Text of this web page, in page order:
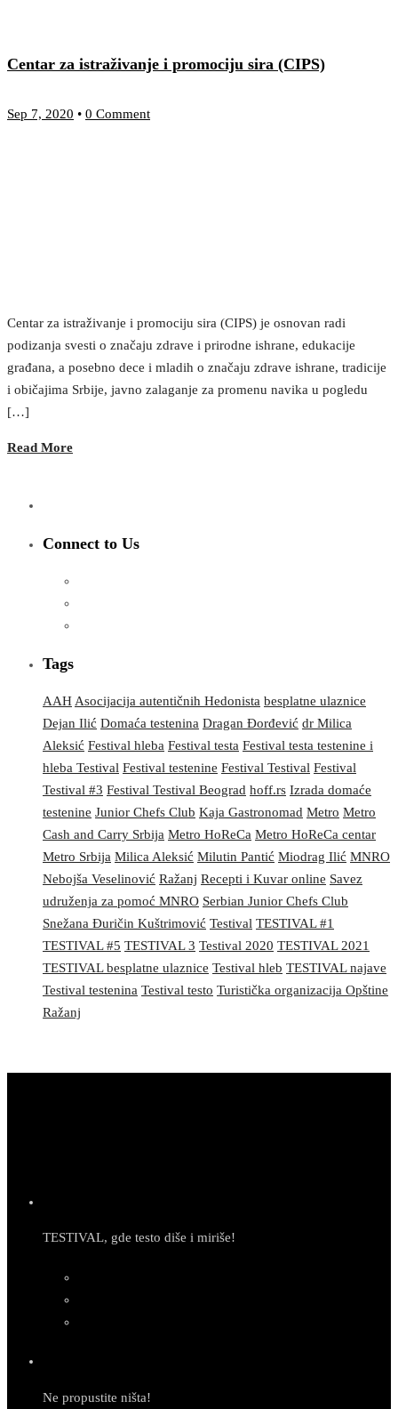
Centar za istraživanje i promociju sira (CIPS)
Sep 7, 2020 • 0 Comment
Centar za istraživanje i promociju sira (CIPS) je osnovan radi
podizanja svesti o značaju zdrave i prirodne ishrane, edukacije
građana, a posebno dece i mladih o značaju zdrave ishrane, tradicije
i običajima Srbije, javno zalaganje za promenu navika u pogledu
[…]
Read More
Connect to Us
Tags
AAH Asocijacija autentičnih Hedonista besplatne ulaznice
Dejan Ilić Domaća testenina Dragan Đorđević dr Milica
Aleksić Festival hleba Festival testa Festival testa testenine i
hleba Testival Festival testenine Festival Testival Festival
Testival #3 Festival Testival Beograd hoff.rs Izrada domaće
testenine Junior Chefs Club Kaja Gastronomad Metro Metro
Cash and Carry Srbija Metro HoReCa Metro HoReCa centar
Metro Srbija Milica Aleksić Milutin Pantić Miodrag Ilić MNRO
Nebojša Veselinović Ražanj Recepti i Kuvar online Savez
udruženja za pomoć MNRO Serbian Junior Chefs Club
Snežana Đuričin Kuštrimović Testival TESTIVAL #1
TESTIVAL #5 TESTIVAL 3 Testival 2020 TESTIVAL 2021
TESTIVAL besplatne ulaznice Testival hleb TESTIVAL najave
Testival testenina Testival testo Turistička organizacija Opštine
Ražanj
TESTIVAL, gde testo diše i miriše!
Ne propustite ništa!